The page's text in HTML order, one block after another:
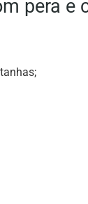
pera e